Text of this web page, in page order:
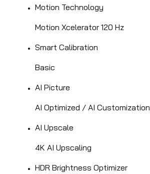
Motion Technology
Motion Xcelerator 120 Hz
Smart Calibration
Basic
AI Picture
AI Optimized / AI Customization
AI Upscale
4K AI Upscaling
HDR Brightness Optimizer